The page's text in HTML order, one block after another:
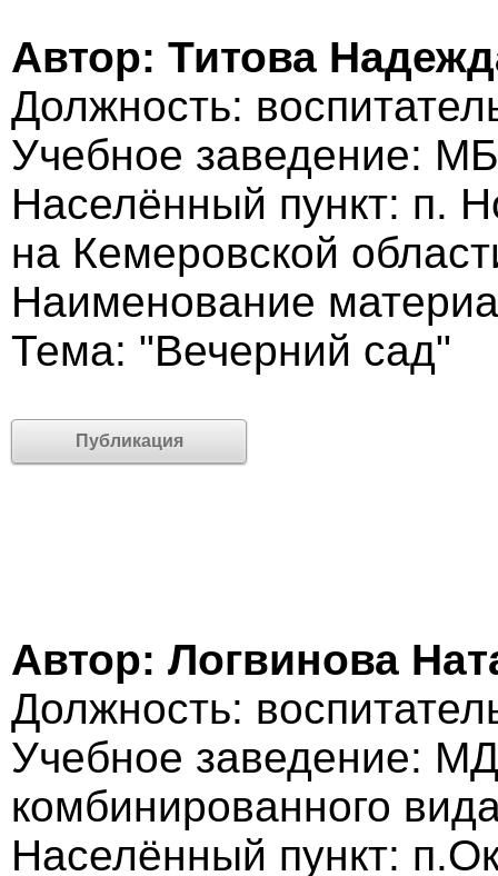
Автор: Титова
Должность:
Учебное заведение:
Населённый пункт: п.
на Кемеровской
Наименование
Тема: "Вечерний сад"
Публикация
Автор: Логвинова
Должность:
Учебное заведение:
комбинированного
Населённый пункт: